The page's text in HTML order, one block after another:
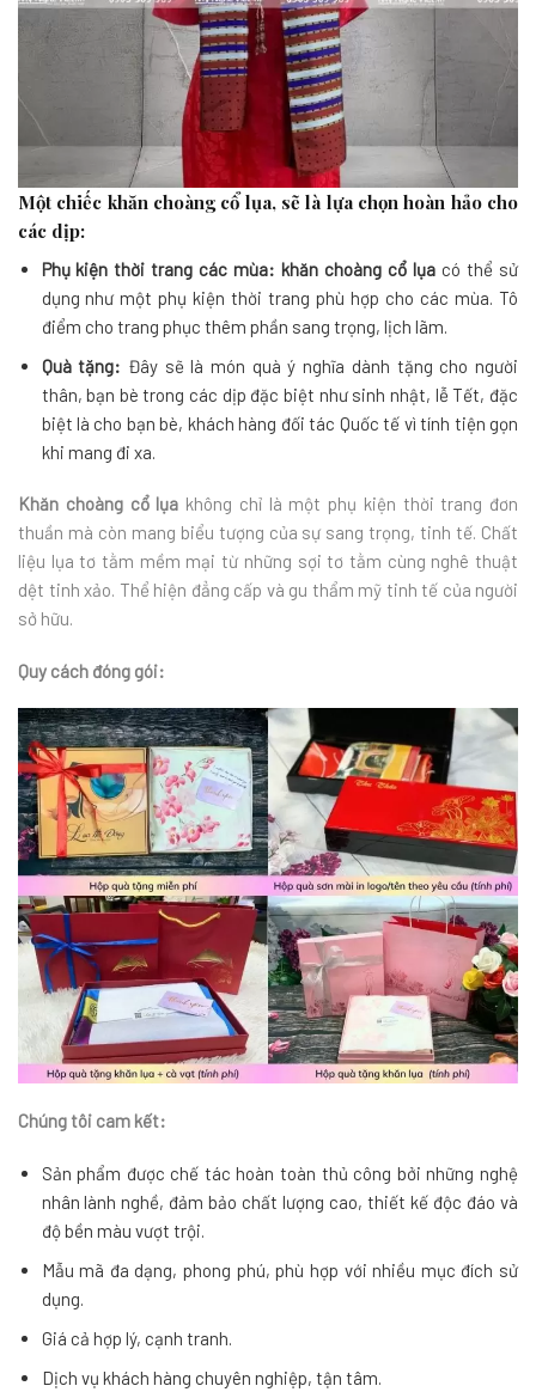
Một chiếc khăn choàng cổ lụa, sẽ là lựa chọn hoàn hảo cho
các dịp:
Phụ kiện thời trang các mùa: khăn choàng cổ lụa có thể sử
dụng như một phụ kiện thời trang phù hợp cho các mùa. Tô
điểm cho trang phục thêm phần sang trọng, lịch lãm.
Quà tặng: Đây sẽ là món quà ý nghĩa dành tặng cho người
thân, bạn bè trong các dịp đặc biệt như sinh nhật, lễ Tết, đặc
biệt là cho bạn bè, khách hàng đối tác Quốc tế vì tính tiện gọn
khi mang đi xa.
Khăn choàng cổ lụa không chỉ là một phụ kiện thời trang đơn
thuần mà còn mang biểu tượng của sự sang trọng, tinh tế. Chất
liệu lụa tơ tằm mềm mại từ những sợi tơ tằm cùng nghê thuật
dệt tinh xảo. Thể hiện đẳng cấp và gu thẩm mỹ tinh tế của người
sở hữu.
Quy cách đóng gói:
Chúng tôi cam kết:
Sản phẩm được chế tác hoàn toàn thủ công bởi những nghệ
nhân lành nghề, đảm bảo chất lượng cao, thiết kế độc đáo và
độ bền màu vượt trội.
Mẫu mã đa dạng, phong phú, phù hợp với nhiều mục đích sử
dụng.
Giá cả hợp lý, cạnh tranh.
Dịch vụ khách hàng chuyên nghiệp, tận tâm.